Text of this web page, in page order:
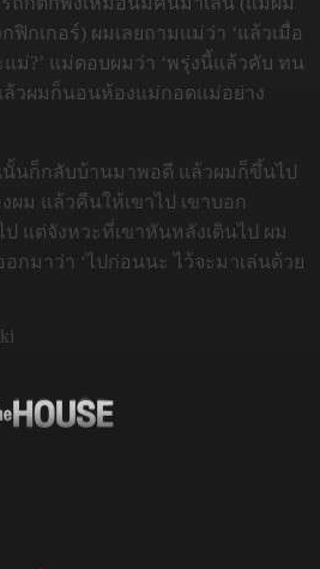
กเกอร์) ผมเลยถามแม่ว่า ‘แล้วเมื่อ
ม่?’ แม่ตอบผมว่า ‘พรุ่งนี้แล้วคับ ทน
ล้วผมก็นอนห้องแม่กอดแม่อย่าง
นก็กลับบ้านมาพอดี แล้วผมก็ขึ้นไป
ม แล้วคืนให้เขาไป เขาบอก
แต่จังหวะที่เขาหันหลังเดินไป ผม
กมาว่า ‘ไปก่อนนะ ไว้จะมาเล่นด้วย